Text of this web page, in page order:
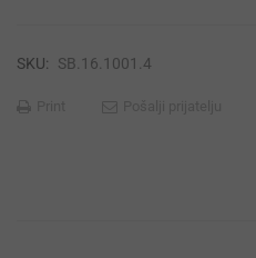
SKU: SB.16.1001.4